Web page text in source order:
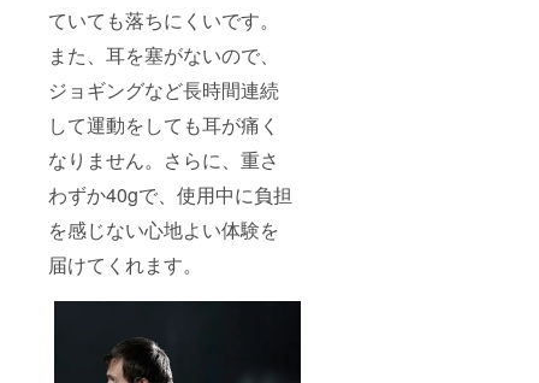
ていても落ちにくいです。
また、耳を塞がないので、
ジョギングなど長時間連続
して運動をしても耳が痛く
なりません。さらに、重さ
わずか40gで、使用中に負担
を感じない心地よい体験を
届けてくれます。